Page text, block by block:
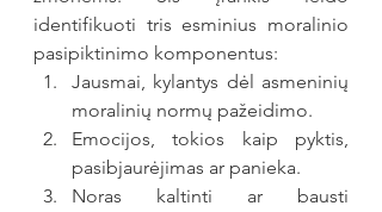
identifikuoti tris esminius moralinio
pasipiktinimo komponentus:
Jausmai, kylantys dėl asmeninių
moralinių normų pažeidimo.
Emocijos, tokios kaip pyktis,
pasibjaurėjimas ar panieka.
Noras kaltinti ar bausti